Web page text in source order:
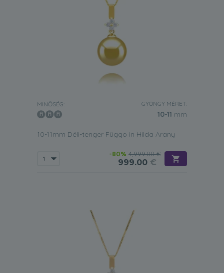
MINŐSÉG: GYÖNGY MÉRET:
10-11 mm
10-11mm Déli-tenger Függo in Hilda Arany
-80% 4,999.00 €
999.00 €